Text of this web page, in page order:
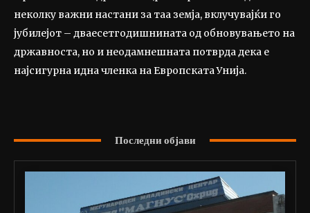
неколку важни настани за таа земја, вклучувајќи го
јубилејот – дваесетгодишнината од обновувањето на
државноста, но и неодамнешната потврда дека е
најсигурна идна членка на Европската Унија.
Последни објави